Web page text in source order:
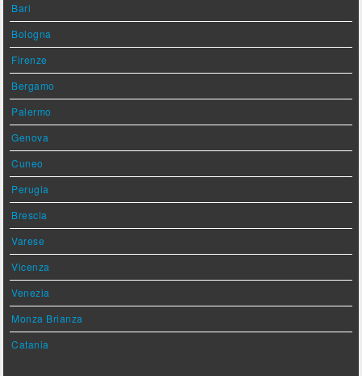
Bari
Bologna
Firenze
Bergamo
Palermo
Genova
Cuneo
Perugia
Brescia
Varese
Vicenza
Venezia
Monza Brianza
Catania